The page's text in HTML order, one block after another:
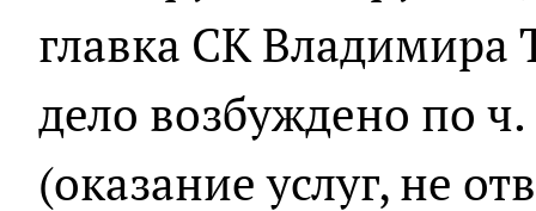
главка СК Владимира
дело возбуждено по
(оказание услуг, не